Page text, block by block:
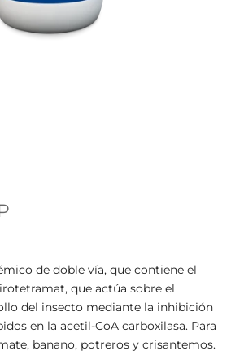
de doble vía, que contiene el
que actúa sobre el
del insecto mediante la inhibición
en la acetil-CoA carboxilasa. Para
banano, potreros y crisantemos.